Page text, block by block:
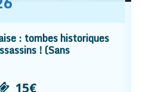
: tombes historiques
! (Sans
15€